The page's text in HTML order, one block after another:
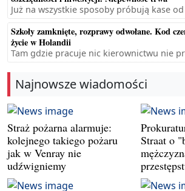
Już na wszystkie sposoby próbują kase
Szkoły zamknięte, rozprawy odwołane. Kod
życie w Holandii
Tam gdzie pracuje nic kierownictwu nie
Najnowsze wiadomości
Straż pożarna alarmuje:
kolejnego takiego pożaru
jak w Venray nie
udźwigniemy
Straat o